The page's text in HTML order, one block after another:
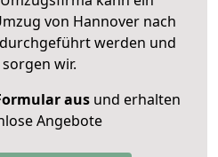
von Hannover nach
werden und
wir.
ausund erhalten
Angebote